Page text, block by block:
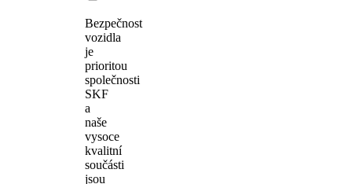
Bezpečnost
vozidla
je
prioritou
společnosti
SKF
a
naše
vysoce
kvalitní
součásti
jsou